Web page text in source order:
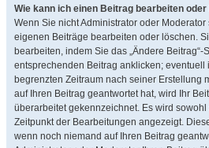
Wie kann ich einen Beitrag bearbeiten
Wenn Sie nicht Administrator oder
eigenen Beiträge bearbeiten oder löschen.
bearbeiten, indem Sie das „Ändere Beitrag“-
entsprechenden Beitrag anklicken; eventuell
begrenzten Zeitraum nach seiner Erstellung
auf Ihren Beitrag geantwortet hat, wird Ihr
überarbeitet gekennzeichnet. Es wird
Zeitpunkt der Bearbeitungen angezeigt.
wenn noch niemand auf Ihren Beitrag